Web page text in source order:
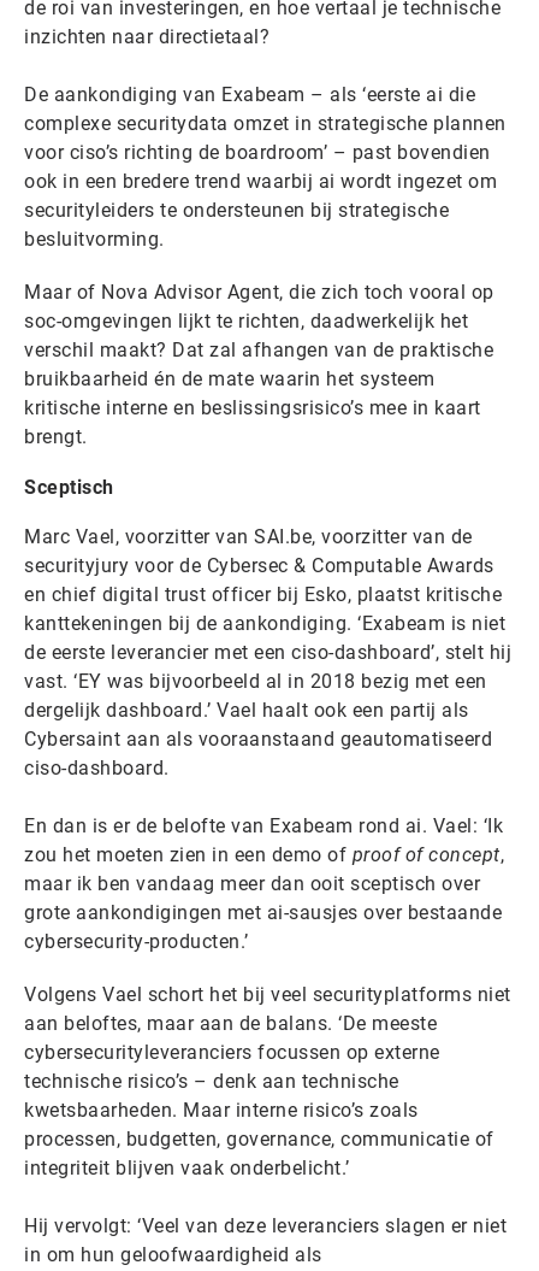
de roi van investeringen, en hoe vertaal je technische
inzichten naar directietaal?
De aankondiging van Exabeam – als ‘eerste ai die
complexe securitydata omzet in strategische plannen
voor ciso’s richting de boardroom’ – past bovendien
ook in een bredere trend waarbij ai wordt ingezet om
securityleiders te ondersteunen bij strategische
besluitvorming.
Maar of Nova Advisor Agent, die zich toch vooral op
soc-omgevingen lijkt te richten, daadwerkelijk het
verschil maakt? Dat zal afhangen van de praktische
bruikbaarheid én de mate waarin het systeem
kritische interne en beslissingsrisico’s mee in kaart
brengt.
Sceptisch
Marc Vael, voorzitter van SAI.be, voorzitter van de
securityjury voor de Cybersec & Computable Awards
en chief digital trust officer bij Esko, plaatst kritische
kanttekeningen bij de aankondiging. ‘Exabeam is niet
de eerste leverancier met een ciso-dashboard’, stelt hij
vast. ‘EY was bijvoorbeeld al in 2018 bezig met een
dergelijk dashboard.’ Vael haalt ook een partij als
Cybersaint aan als vooraanstaand geautomatiseerd
ciso-dashboard.
En dan is er de belofte van Exabeam rond ai. Vael: ‘Ik
zou het moeten zien in een demo of proof of concept,
maar ik ben vandaag meer dan ooit sceptisch over
grote aankondigingen met ai-sausjes over bestaande
cybersecurity-producten.’
Volgens Vael schort het bij veel securityplatforms niet
aan beloftes, maar aan de balans. ‘De meeste
cybersecurityleveranciers focussen op externe
technische risico’s – denk aan technische
kwetsbaarheden. Maar interne risico’s zoals
processen, budgetten, governance, communicatie of
integriteit blijven vaak onderbelicht.’
Hij vervolgt: ‘Veel van deze leveranciers slagen er niet
in om hun geloofwaardigheid als